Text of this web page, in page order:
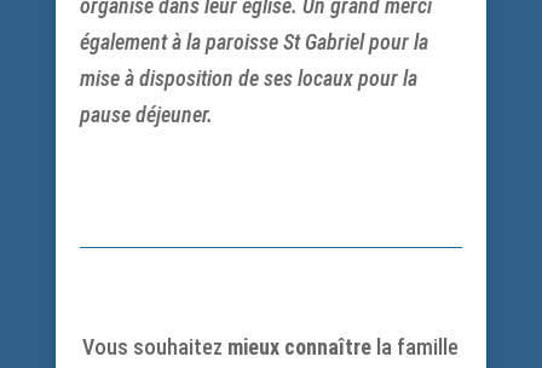
organisé dans leur église. Un grand merci
également à la paroisse St Gabriel pour la
mise à disposition de ses locaux pour la
pause déjeuner.
Vous souhaitez mieux connaître la famille